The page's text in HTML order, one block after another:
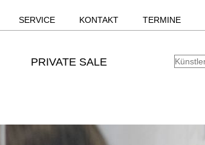
SERVICE KONTAKT TERMINE
PRIVATE SALE